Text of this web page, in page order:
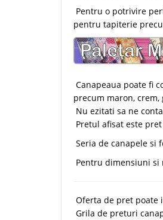
Pentru o potrivire
pentru tapiterie
Canapeaua poate fi
precum maron, crem,
Nu ezitati sa ne
Pretul afisat este
Seria de canapele si
Pentru dimensiuni si
Oferta de pret poate
Grila de preturi